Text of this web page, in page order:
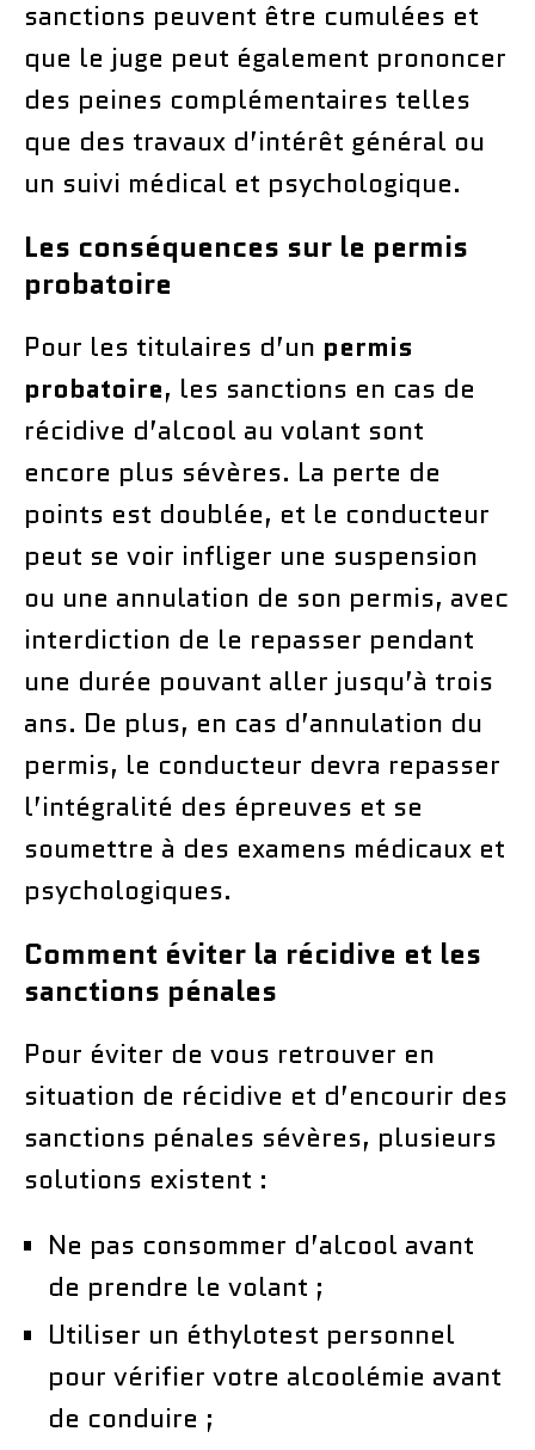
sanctions peuvent être cumulées et
que le juge peut également prononcer
des peines complémentaires telles
que des travaux d’intérêt général ou
un suivi médical et psychologique.
Les conséquences sur le permis
probatoire
Pour les titulaires d’un permis
probatoire, les sanctions en cas de
récidive d’alcool au volant sont
encore plus sévères. La perte de
points est doublée, et le conducteur
peut se voir infliger une suspension
ou une annulation de son permis, avec
interdiction de le repasser pendant
une durée pouvant aller jusqu’à trois
ans. De plus, en cas d’annulation du
permis, le conducteur devra repasser
l’intégralité des épreuves et se
soumettre à des examens médicaux et
psychologiques.
Comment éviter la récidive et les
sanctions pénales
Pour éviter de vous retrouver en
situation de récidive et d’encourir des
sanctions pénales sévères, plusieurs
solutions existent :
Ne pas consommer d’alcool avant
de prendre le volant ;
Utiliser un éthylotest personnel
pour vérifier votre alcoolémie avant
de conduire ;